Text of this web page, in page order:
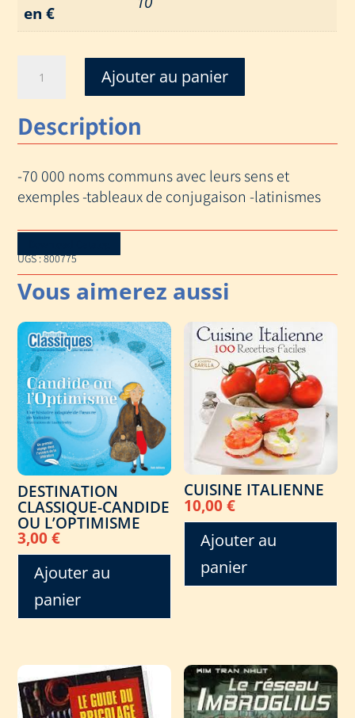
en €
DICTIONNAIRE
DE
FRANCAIS
(POCHE)
Ajouter au panier
Description
-70 000 noms communs avec leurs sens et
exemples -tableaux de conjugaison -latinismes
UGS :800775
DESTINATION
CLASSIQUE-CANDIDE
OU L’OPTIMISME
3,00€
Ajouter au
panier
CUISINE ITALIENNE
10,00€
Ajouter au
panier